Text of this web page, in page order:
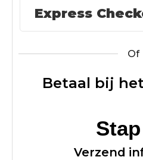
Express
Of
Betaal bij
Verzend